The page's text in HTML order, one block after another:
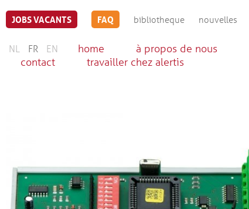
JOBS VACANTS FAQ bibliotheque nouvelles
NL FR EN home à propos de nous
contact
travailler chez alertis